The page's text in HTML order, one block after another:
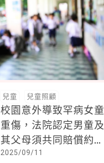
兒童 兒童照顧
校園意外導致罕病女童
重傷，法院認定男童及
其父母須共同賠償約53
萬元
2025/09/11